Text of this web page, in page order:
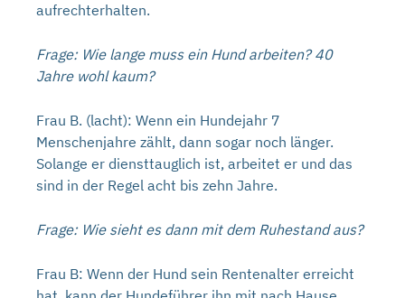
aufrechterhalten.
Frage: Wie lange muss ein Hund arbeiten? 40
Jahre wohl kaum?
Frau B. (lacht): Wenn ein Hundejahr 7
Menschenjahre zählt, dann sogar noch länger.
Solange er diensttauglich ist, arbeitet er und das
sind in der Regel acht bis zehn Jahre.
Frage: Wie sieht es dann mit dem Ruhestand aus?
Frau B: Wenn der Hund sein Rentenalter erreicht